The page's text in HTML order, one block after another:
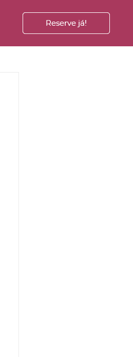
Reserve já!
Reserve já!